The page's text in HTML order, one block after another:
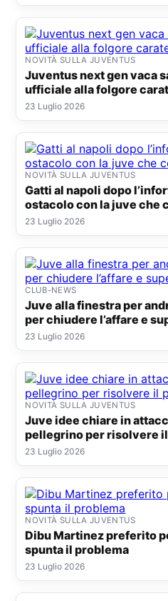
NOVITÀ SULLA JUVENTUS
Juventus next gen vaca saluta: passaggio
ufficiale alla folgore
23 Luglio 2026
NOVITÀ SULLA JUVENTUS
Gatti al napoli dopo l’infortunio di buongiorno:
ostacolo con la juve che
23 Luglio 2026
CLUB-NEWS
Juve alla finestra per andre: incastro decisivo
per chiudere l’affare e
23 Luglio 2026
NOVITÀ SULLA JUVENTUS
Juve idee chiare in attacco: kolo muani e
pellegrino per risolvere
23 Luglio 2026
NOVITÀ SULLA JUVENTUS
Dibu Martinez preferito per la porta della Juve:
spunta il problema
23 Luglio 2026